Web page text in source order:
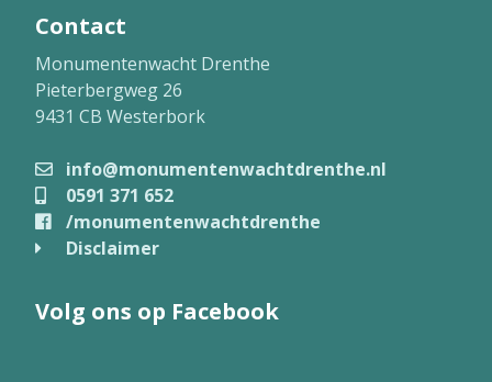
Contact
Monumentenwacht Drenthe
Pieterbergweg 26
9431 CB Westerbork
info@monumentenwachtdrenthe.nl
0591 371 652
/monumentenwachtdrenthe
Disclaimer
Volg ons op Facebook